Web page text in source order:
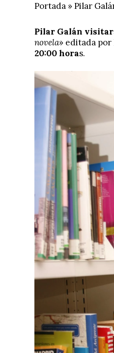
Portada »Pilar
Pilar Galán
novela» editada
20:00 horas.